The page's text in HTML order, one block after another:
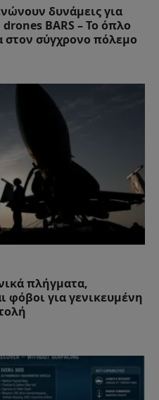
δυνάμεις για
BARS – Το όπλο
στον σύγχρονο πόλεμο
πλήγματα,
φόβοι για γενικευμένη